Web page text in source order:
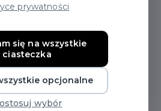
NA
do 30 kwietnia 2025 r.
Gdańskiego mają możliwość
projektów do
prywatności
się na wszystkie
ciasteczka
opcjonalne
wybór